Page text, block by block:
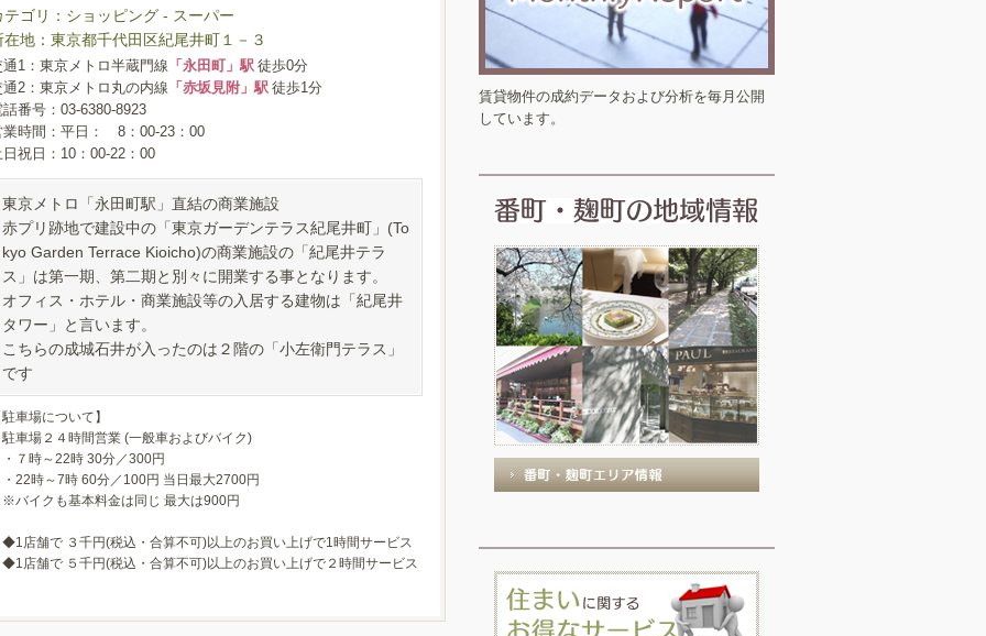
テゴリ：ショッピング - スーパー
在地：東京都千代田区紀尾井町１－３
通1：東京メトロ半蔵門線 「永田町」駅 徒歩0分
通2：東京メトロ丸の内線 「赤坂見附」駅 徒歩1分
話番号：03-6380-8923
業時間：平日： 8：00-23：00
日祝日：10：00-22：00
東京メトロ「永田町駅」直結の商業施設
赤プリ跡地で建設中の「東京ガーデンテラス紀尾井町」(To
kyo Garden Terrace Kioicho)の商業施設の「紀尾井テラ
ス」は第一期、第二期と別々に開業する事となります。
オフィス・ホテル・商業施設等の入居する建物は「紀尾井
タワー」と言います。
こちらの成城石井が入ったのは２階の「小左衛門テラス」
です
車場について】
車場２４時間営業 (一般車およびバイク)
７時～22時 30分／300円
22時～7時 60分／100円 当日最大2700円
イクも基本料金は同じ 最大は900円
店舗で ３千円(税込・合算不可)以上のお買い上げで1時間サービス
店舗で ５千円(税込・合算不可)以上のお買い上げで２時間サービス
賃貸物件の成約データおよび分析を毎月公開
しています。